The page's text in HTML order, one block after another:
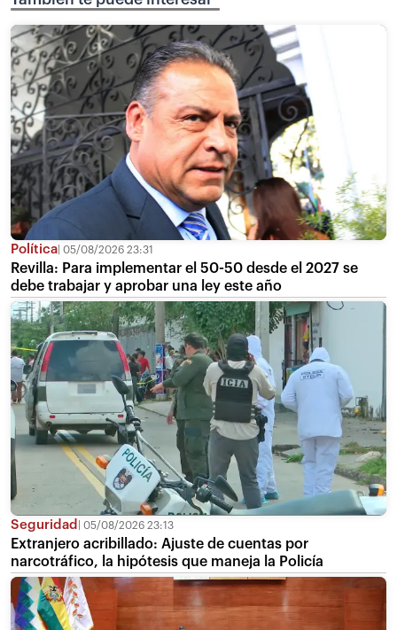
Política 05/08/2026 23:31
Revilla: Para implementar el 50-50 desde el 2027 se
debe trabajar y aprobar una ley este año
Seguridad 05/08/2026 23:13
Extranjero acribillado: Ajuste de cuentas por
narcotráfico, la hipótesis que maneja la Policía